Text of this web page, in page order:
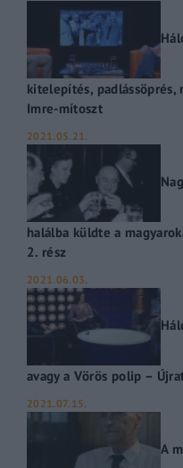
kitelepítés, padlássöprés,
Imre-mítoszt
2021.05.21.
halálba küldte a
2. rész
2021.06.03.
avagy a Vörös polip –
2021.07.15.
A